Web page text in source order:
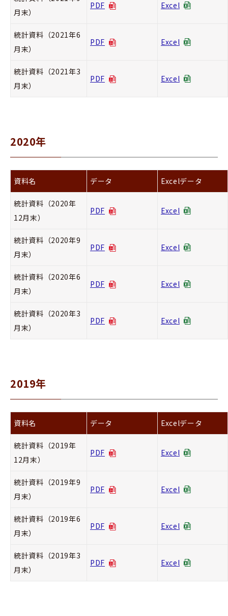
月末）
PDF Excel
統計資料（2021年6
月末）
PDF Excel
統計資料（2021年3
月末）
PDF Excel
2020年
資料名 データ Excelデータ
統計資料（2020年
12月末）
PDF Excel
統計資料（2020年9
月末）
PDF Excel
統計資料（2020年6
月末）
PDF Excel
統計資料（2020年3
月末）
PDF Excel
2019年
資料名 データ Excelデータ
統計資料（2019年
12月末）
PDF Excel
統計資料（2019年9
月末）
PDF Excel
統計資料（2019年6
月末）
PDF Excel
統計資料（2019年3
月末）
PDF Excel